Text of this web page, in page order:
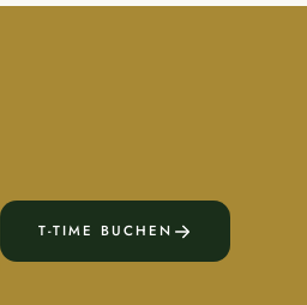
T-TIME BUCHEN